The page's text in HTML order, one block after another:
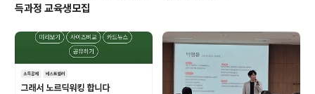
득과정 교육생모집